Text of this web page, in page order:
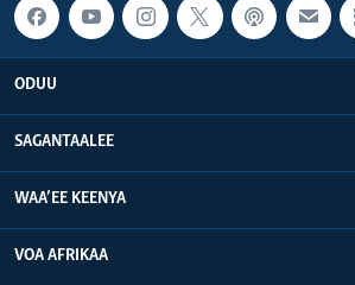
ODUU
SAGANTAALEE
WAA’EE KEENYA
VOA AFRIKAA